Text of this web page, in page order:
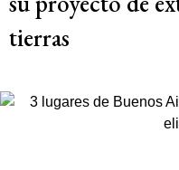
tierras